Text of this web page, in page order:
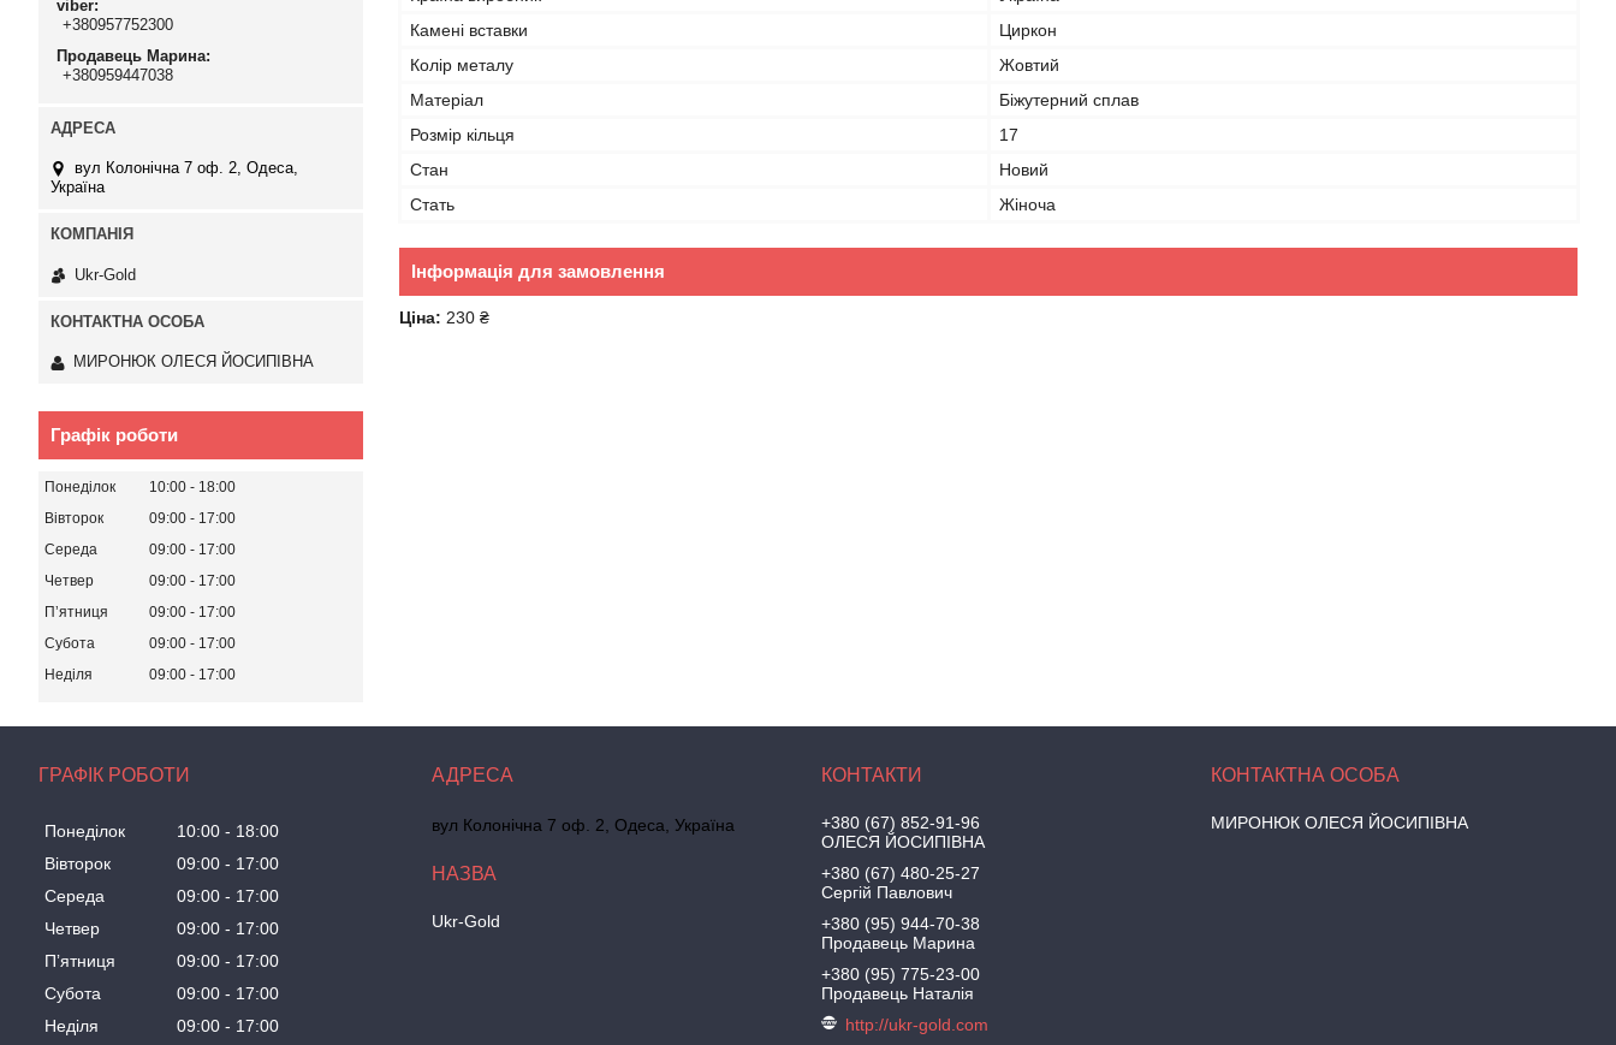
Камені вставки
Циркон
Колір металу
Жовтий
Матеріал
Біжутерний сплав
Розмір кільця
17
Стан
Новий
Стать
Жіноча
Інформація для замовлення
Ціна: 230 ₴
viber
+380957752300
Продавець Марина
+380959447038
вул Колонічна 7 оф. 2, Одеса,
Україна
Ukr-Gold
МИРОНЮК ОЛЕСЯ ЙОСИПІВНА
Графік роботи
Понеділок 10:00
18:00
Вівторок
09:00
17:00
Середа
09:00
17:00
Четвер
09:00
17:00
Пʼятниця
09:00
17:00
Субота
09:00
17:00
Неділя
09:00 17:00
ГРАФІК РОБОТИ
Понеділок 10:00
18:00
Вівторок
09:00
17:00
Середа
09:00
17:00
Четвер
09:00
17:00
Пʼятниця
09:00
17:00
Субота
09:00
17:00
Неділя
09:00 17:00
вул Колонічна 7 оф. 2, Одеса, Україна
Ukr-Gold
+380 (67) 852-91-96
ОЛЕСЯ ЙОСИПІВНА
+380 (67) 480-25-27
Сергій Павлович
+380 (95) 944-70-38
Продавець Марина
+380 (95) 775-23-00
Продавець Наталія
http://ukr-gold.com
МИРОНЮК ОЛЕСЯ ЙОСИПІВНА